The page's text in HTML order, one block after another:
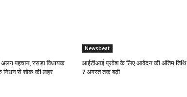
पहचान, रसड़ा विधायक
निधन से शोक की लहर
Newsbeat
आईटीआई प्रवेश के लिए आवेदन की अंतिम तिथि
7 अगस्त तक बढ़ी